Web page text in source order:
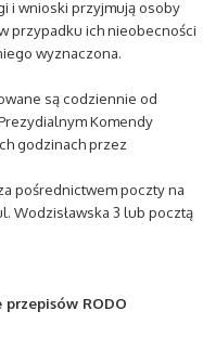
i wnioski przyjmują osoby
przypadku ich nieobecności
wyznaczona.
są codziennie od
Komendy
godzinach przez
pośrednictwem poczty na
Wodzisławska 3 lub pocztą
RODO